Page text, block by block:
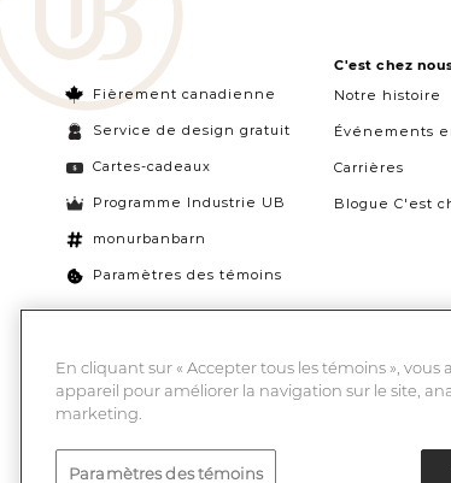
Fièrement canadienne
Service de design gratuit
Cartes-cadeaux
Programme Industrie UB
monurbanbarn
Paramètres des témoins
C'est chez
Notre histoire
Événements
Carrières
Blogue C'est
En cliquant sur « Accepter tous les témoins »,
appareil pour améliorer la navigation sur le site,
marketing.
Paramètres des témoins